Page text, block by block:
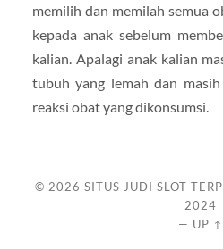
memilih dan memilah semua
kepada anak sebelum
kalian. Apalagi anak kalian
tubuh yang lemah dan
reaksi obat yang dikonsumsi.
© 2026 SITUS JUDI SLOT
2024
— UP ↑